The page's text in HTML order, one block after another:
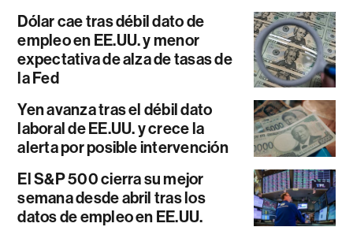
Dólar cae tras débil dato de
empleo en EE.UU. y menor
expectativa de alza de tasas de
la Fed
Yen avanza tras el débil dato
laboral de EE.UU. y crece la
alerta por posible intervención
El S&P 500 cierra su mejor
semana desde abril tras los
datos de empleo en EE.UU.